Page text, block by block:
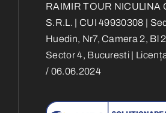
RAIMIR TOUR NICULINA
S.R.L. | CUI 49930308 |
Huedin, Nr7, Camera 2, Bl
Sector 4, Bucuresti |
/ 06.06.2024